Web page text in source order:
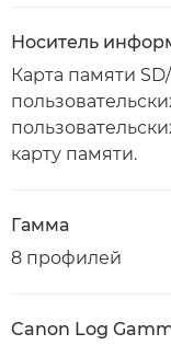
Носитель
Карта памяти
карту памяти.
Гамма
8 профилей
Canon Log